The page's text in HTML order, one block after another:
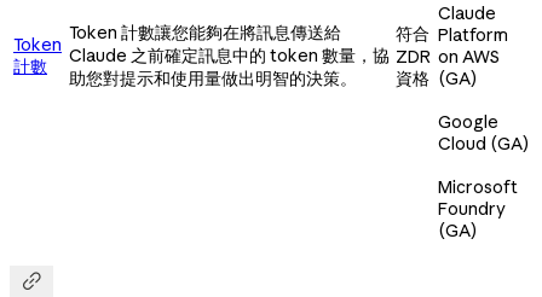
Token
計數
Token 計數讓您能夠在將訊息傳送給
Claude 之前確定訊息中的 token 數量，協
助您對提示和使用量做出明智的決策。
符合
ZDR
資格
Claude
Platform
on AWS
(GA)
Google
Cloud (GA)
Microsoft
Foundry
(GA)
